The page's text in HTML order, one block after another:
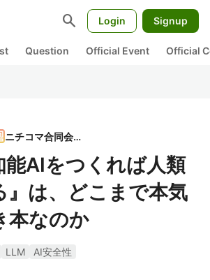
search Login Signup
Question Official Event Official
ニチコマ合同会社
能AIをつくれば人類
』は、どこまで本気
本なのか
LLM
AI安全性